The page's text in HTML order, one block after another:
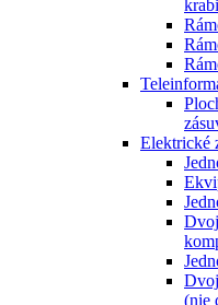
Elektrické
(nie